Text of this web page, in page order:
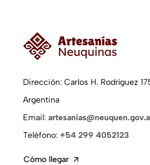
Dirección: Carlos H. Rodríguez
Argentina
Email:
Teléfono: +54 299 4052123
Cómo llegar